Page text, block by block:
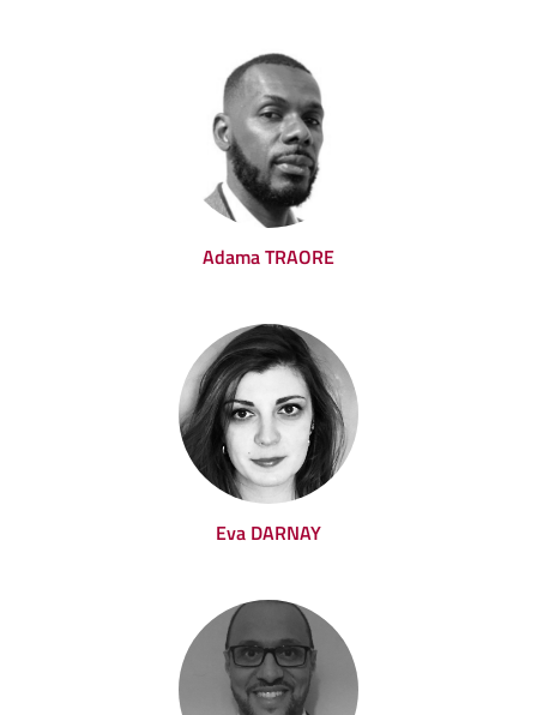
Adama TRAORE
Eva DARNAY